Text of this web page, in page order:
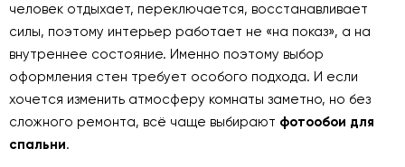
человек отдыхает, переключается, восстанавливает
силы, поэтому интерьер работает не «на показ», а на
внутреннее состояние. Именно поэтому выбор
оформления стен требует особого подхода. И если
хочется изменить атмосферу комнаты заметно, но без
сложного ремонта, всё чаще выбирают фотообои для
спальни.